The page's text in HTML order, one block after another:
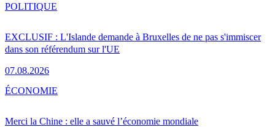
EXCLUSIF : L'Islande demande à Bruxelles de ne pas s'immiscer
dans son référendum sur l'UE
07.08.2026
POLITIQUE
Merci la Chine : elle a sauvé l’économie mondiale
ÉCONOMIE